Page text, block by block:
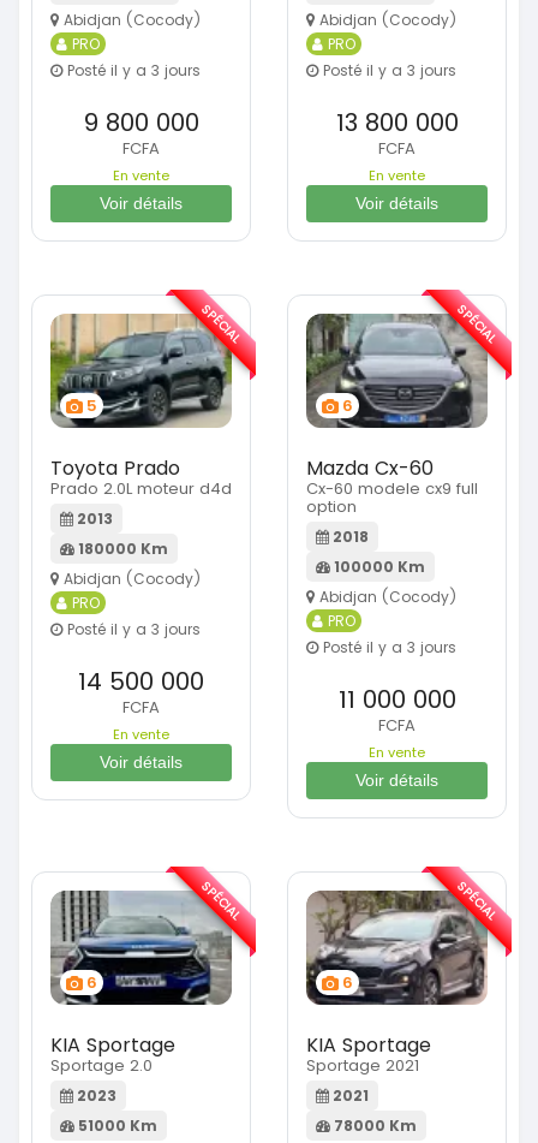
Abidjan (Cocody)
PRO
Posté il y a 3 jours
9 800 000
FCFA
En vente
Voir détails
Abidjan (Cocody)
PRO
Posté il y a 3 jours
13 800 000
FCFA
En vente
Voir détails
5
Toyota Prado
Prado 2.0L moteur d4d
2013
180000 Km
Abidjan (Cocody)
PRO
Posté il y a 3 jours
14 500 000
FCFA
En vente
Voir détails
SPÉCIAL
6
Mazda Cx-60
Cx-60 modele cx9 full
option
2018
100000 Km
Abidjan (Cocody)
PRO
Posté il y a 3 jours
11 000 000
FCFA
En vente
Voir détails
SPÉCIAL
6
KIA Sportage
Sportage 2.0
2023
51000 Km
SPÉCIAL
6
KIA Sportage
Sportage 2021
2021
78000 Km
SPÉCIAL